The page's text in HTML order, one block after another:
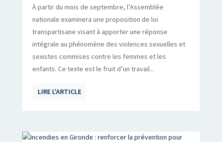
À partir du mois de septembre, l’Assemblée
nationale examinera une proposition de loi
transpartisane visant à apporter une réponse
intégrale au phénomène des violences sexuelles et
sexistes commises contre les femmes et les
enfants. Ce texte est le fruit d’un travail...
LIRE L'ARTICLE